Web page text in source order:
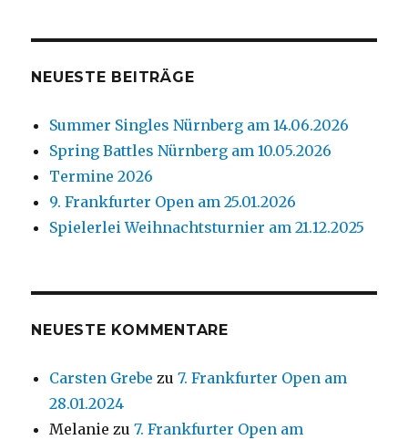
NEUESTE BEITRÄGE
Summer Singles Nürnberg am 14.06.2026
Spring Battles Nürnberg am 10.05.2026
Termine 2026
9. Frankfurter Open am 25.01.2026
Spielerlei Weihnachtsturnier am 21.12.2025
NEUESTE KOMMENTARE
Carsten Grebe zu7. Frankfurter Open am
28.01.2024
Melanie zu7. Frankfurter Open am